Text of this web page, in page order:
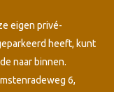
eigen privé-
heeft, kunt
naar binnen.
6,